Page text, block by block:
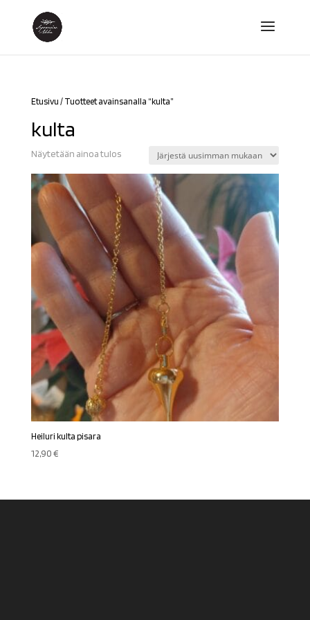
Etusivu / Tuotteet avainsanalla “kulta”
kulta
Näytetään ainoa tulos
Heiluri kulta pisara
12,90€